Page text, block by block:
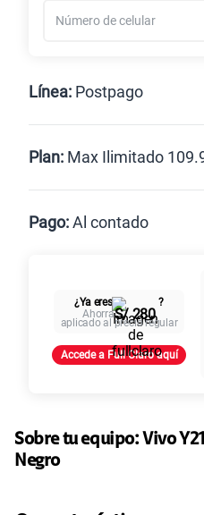
Línea: Postpago
Postpago
Plan: Max Ilimitado
Paga solo
Pago:Al contado
¿Ya eres
?
AhorraS/ 280
aplicado al precio regular
Accede a Full Claro aquí
Sobre tu equipo: Vivo
Negro